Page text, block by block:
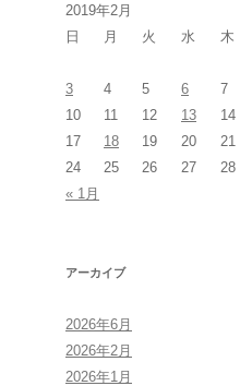
2019年2月
日
月 火 水 木
3
4 5 6 7
10
11 12 13 14
17
18 19 20 21
24
25 26 27
28
« 1月
アーカイブ
2026年6月
2026年2月
2026年1月